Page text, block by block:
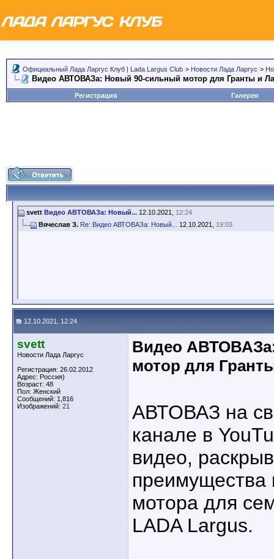
Официальный Лада Ларгус Клуб | Lada Largus Club > Новости Лада Ларгус >
Видео АВТОВАЗа: Новый 90-сильный мотор для Гранты и
Регистрация Галерея
svett Видео АВТОВАЗа: Новый... 12.10.2021, 12:24
Вячеслав З. Re: Видео АВТОВАЗа: Новый... 12.10.2021, 19:03
12.10.2021, 12:24
svett
Новости Лада Ларгус
Регистрация: 26.02.2012
Адрес: Россия)
Возраст: 48
Пол: Женский
Сообщений: 1,816
Изображений: 21
Видео
мотор для
АВТОВАЗ на
канале в
видео,
преимущества
мотора для
LADA Largus.